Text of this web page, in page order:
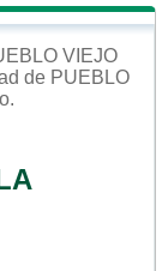
VIEJO
de PUEBLO
.